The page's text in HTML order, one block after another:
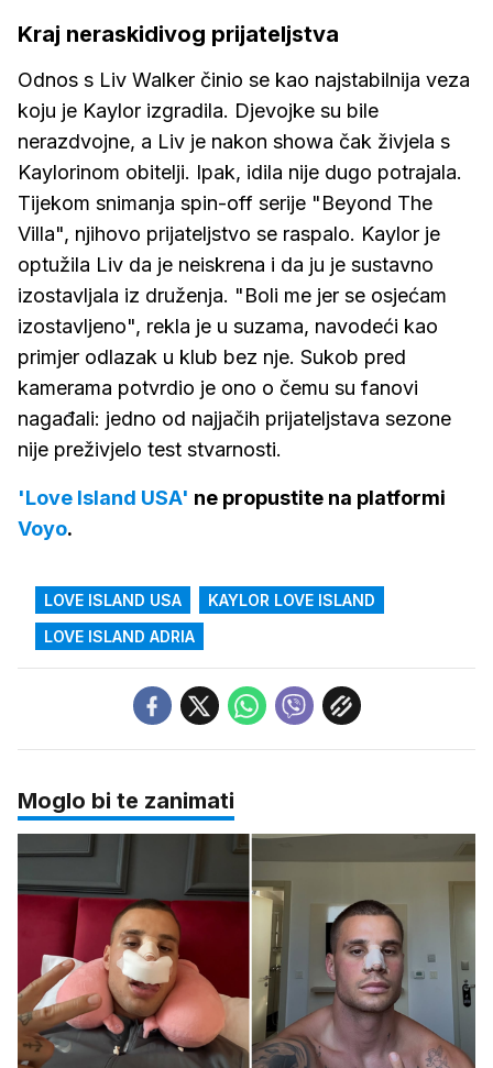
Kraj neraskidivog prijateljstva
Odnos s Liv Walker činio se kao najstabilnija veza
koju je Kaylor izgradila. Djevojke su bile
nerazdvojne, a Liv je nakon showa čak živjela s
Kaylorinom obitelji. Ipak, idila nije dugo potrajala.
Tijekom snimanja spin-off serije "Beyond The
Villa", njihovo prijateljstvo se raspalo. Kaylor je
optužila Liv da je neiskrena i da ju je sustavno
izostavljala iz druženja. "Boli me jer se osjećam
izostavljeno", rekla je u suzama, navodeći kao
primjer odlazak u klub bez nje. Sukob pred
kamerama potvrdio je ono o čemu su fanovi
nagađali: jedno od najjačih prijateljstava sezone
nije preživjelo test stvarnosti.
'Love Island USA' ne propustite na platformi
Voyo.
LOVE ISLAND USA
KAYLOR LOVE ISLAND
LOVE ISLAND ADRIA
Moglo bi te zanimati